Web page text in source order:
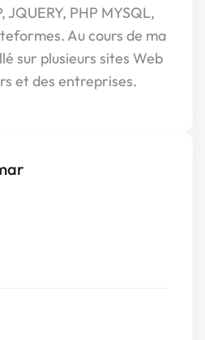
JQUERY, PHP MYSQL,
Au cours de ma
sur plusieurs sites Web
et des entreprises.